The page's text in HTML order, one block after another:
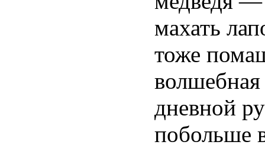
махать
тоже
волшебная
дневной
побольше